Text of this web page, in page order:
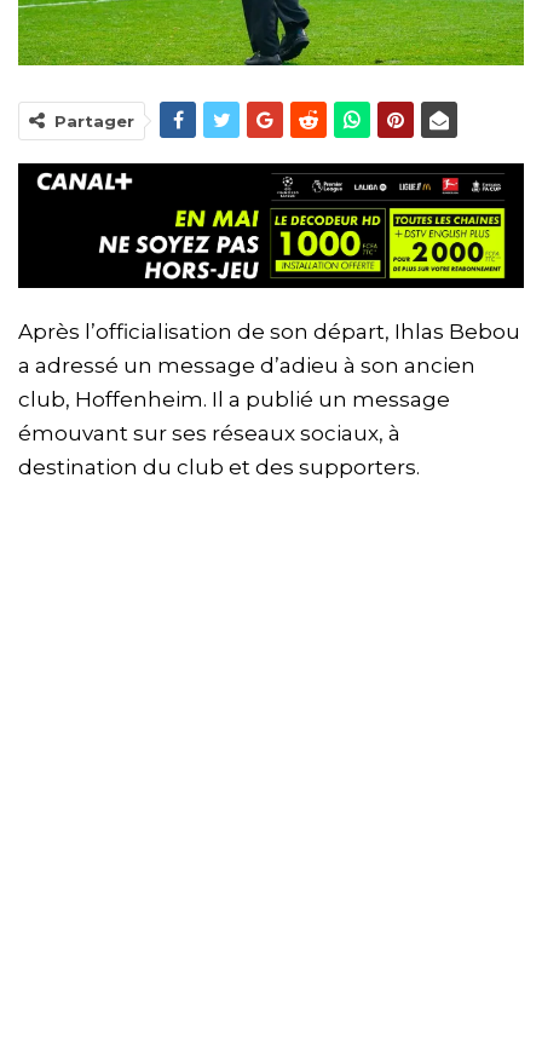
Partager
Après l’officialisation de son départ, Ihlas Bebou
a adressé un message d’adieu à son ancien
club, Hoffenheim. Il a publié un message
émouvant sur ses réseaux sociaux, à
destination du club et des supporters.